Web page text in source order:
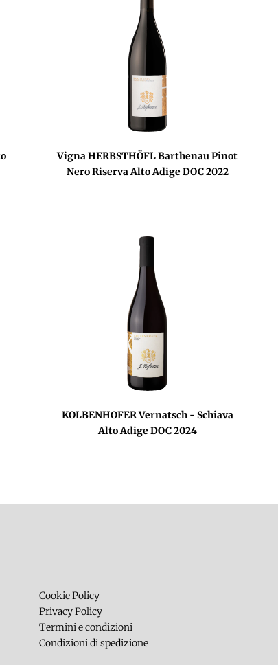
Vigna HERBSTHÖFL Barthenau Pinot
Nero Riserva Alto Adige DOC 2022
KOLBENHOFER Vernatsch - Schiava
Alto Adige DOC 2024
Cookie Policy
Privacy Policy
Termini e condizioni
Condizioni di spedizione